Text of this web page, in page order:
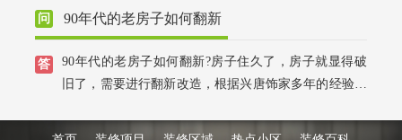
关面板灯具安装。
90年代的老房子如何翻新
90年代的老房子如何翻新?房子住久了，房子就显得破
旧了，需要进行翻新改造，根据兴唐饰家多年的经验，